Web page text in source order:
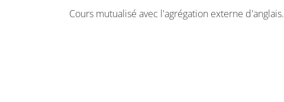
Cours mutualisé avec l'agrégation externe d'anglais.